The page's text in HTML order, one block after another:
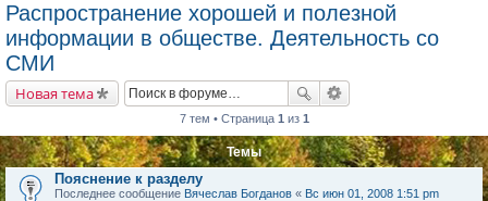
Распространение хорошей и полезной
информации в обществе. Деятельность со
СМИ
Новая тема
7 тем • Страница 1 из 1
Темы
Пояснение к разделу
Последнее сообщение Вячеслав Богданов « Вс июн 01, 2008 1:51 pm